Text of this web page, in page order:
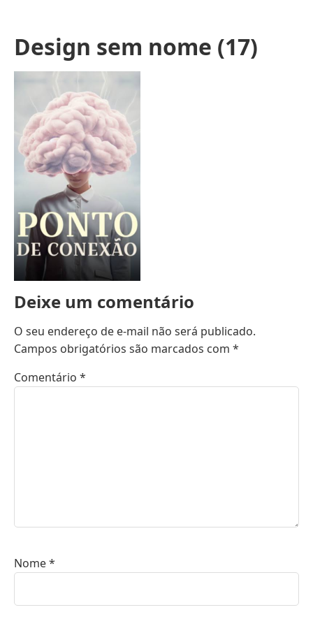
Design sem nome (17)
Deixe um comentário
O seu endereço de e-mail não será publicado.
Campos obrigatórios são marcados com *
Comentário *
Nome*